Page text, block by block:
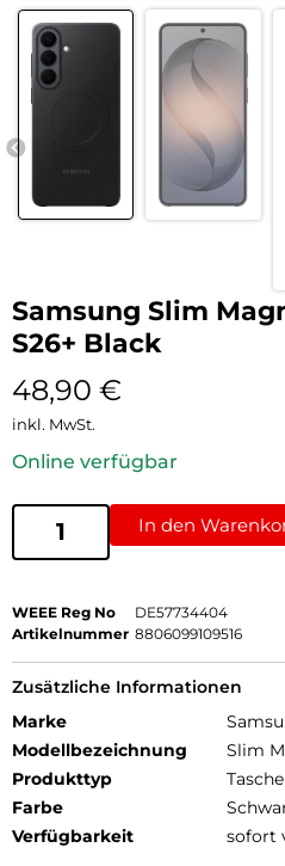
Samsung Slim
S26+ Black
48,90 €
inkl. MwSt.
Online verfügbar
In den
WEEE Reg No
DE57734404
Artikelnummer 8806099109516
Zusätzliche Informationen
Marke
Modellbezeichnung
Slim
Produkttyp
Farbe
Verfügbarkeit
sofort